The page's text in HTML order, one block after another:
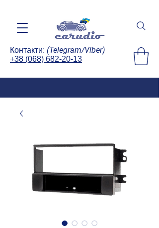
Контакти: (Telegram/Viber)
+38 (068) 682-20-13